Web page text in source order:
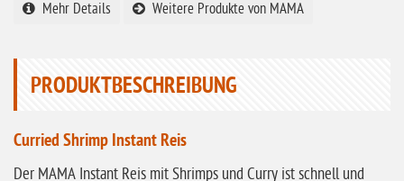
ohne Mais
ohne Sesam
ohne Guarkernmehl
Mehr Details Weitere Produkte von MAMA
PRODUKTBESCHREIBUNG
Curried Shrimp Instant Reis
Der MAMA Instant Reis mit Shrimps und Curry ist schnell und